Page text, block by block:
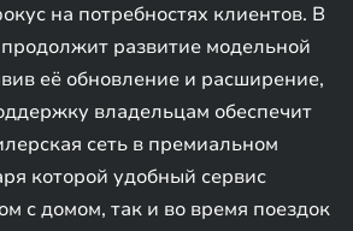
на потребностях клиентов. В
развитие модельной
её обновление и расширение,
владельцам обеспечит
сеть в премиальном
которой удобный сервис
с домом, так и во время поездок